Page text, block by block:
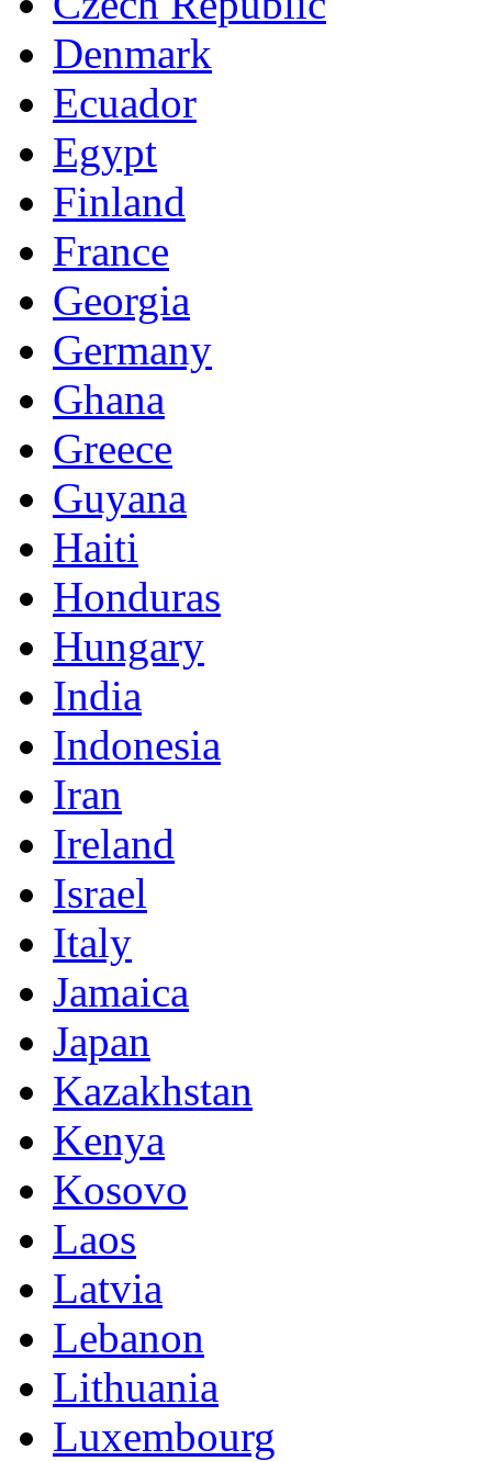
Denmark
Ecuador
Egypt
Finland
France
Georgia
Germany
Ghana
Greece
Guyana
Haiti
Honduras
Hungary
India
Indonesia
Iran
Ireland
Israel
Italy
Jamaica
Japan
Kazakhstan
Kenya
Kosovo
Laos
Latvia
Lebanon
Lithuania
Luxembourg